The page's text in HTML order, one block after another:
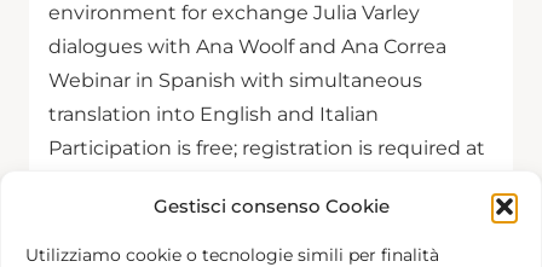
Gestisci consenso Cookie
Utilizziamo cookie o tecnologie simili per finalità
environment for exchange Julia Varley
dialogues with Ana Woolf and Ana Correa
Webinar in Spanish with simultaneous
translation into English and Italian
Participation is free; registration is required at
is theatre knowledge passed on? What role
does pedagogy play today in building artistic